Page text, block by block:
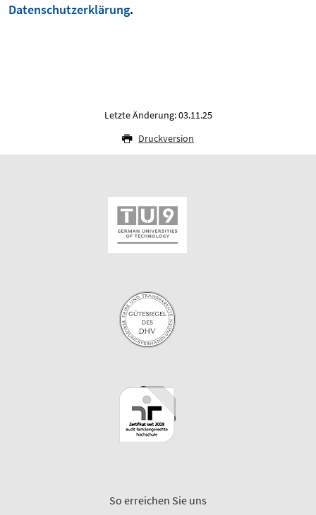
Datenschutzerklärung.
Letzte Änderung: 03.11.25
Druckversion
So erreichen Sie uns